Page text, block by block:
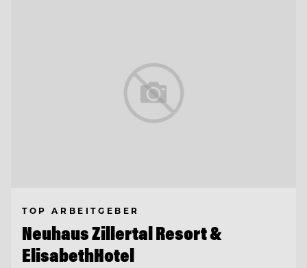
TOP ARBEITGEBER
Neuhaus Zillertal Resort &
ElisabethHotel